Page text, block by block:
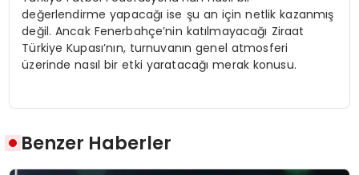
değerlendirme yapacağı ise şu an için netlik kazanmış
değil. Ancak Fenerbahçe’nin katılmayacağı Ziraat
Türkiye Kupası’nın, turnuvanın genel atmosferi
üzerinde nasıl bir etki yaratacağı merak konusu.
Benzer Haberler